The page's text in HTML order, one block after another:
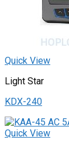
Quick View
Light Star
KDX-240
Quick View